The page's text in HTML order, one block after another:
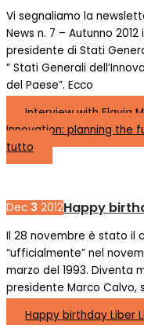
Vi segnaliamo la
News n. 7 – Autunno
presidente di Stati
” Stati Generali
del Paese”. Ecco
Interview with Flavia
Innovation: planning the
tutto
Dec 3 2012Happy
Il 28 novembre è stato il
“ufficialmente” nel
marzo del 1993. Diventa
presidente Marco Calvo,
Happy birthday Liber